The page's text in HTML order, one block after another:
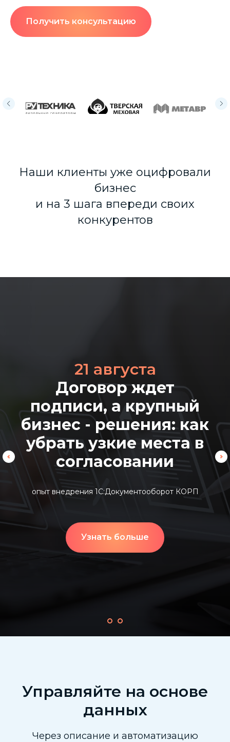
Получить консультацию
Наши клиенты уже оцифровали
бизнес
и на 3 шага впереди своих
конкурентов
21 августа
Договор ждет
подписи, а крупный
бизнес - решения: как
убрать узкие места в
согласовании
опыт внедрения 1С:Документооборот КОРП
Узнать больше
Управляйте на основе
данных
Через описание и автоматизацию